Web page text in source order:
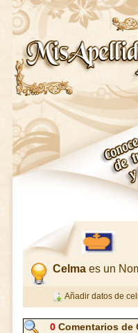
Celma es un
Añadir datos de
0 Comentarios de